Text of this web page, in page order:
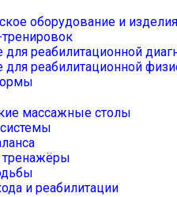
оборудование и изделия
реабилитационной
реабилитационной
массажные столы
и реабилитации